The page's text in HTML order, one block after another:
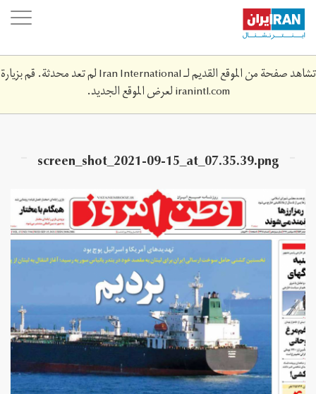
Skip
main
content
تشاهد صفحة من الموقع القديم لـ Iran International لم تعد محدثة. قم بزيارة
iranintl.comلعرض الموقع الجديد.
screen_shot_2021-09-15_at_07.‎35.‎39.png